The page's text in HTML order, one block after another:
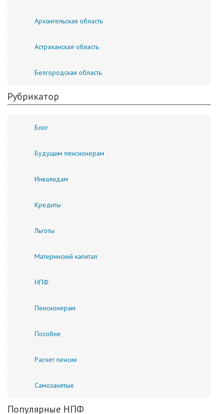
Архангельская область
Астраханская область
Белгородская область
Рубрикатор
Блог
Будущим пенсионерам
Инвалидам
Кредиты
Льготы
Материнский капитал
НПФ
Пенсионерам
Пособие
Расчет пенсии
Самозанятые
Популярные НПФ